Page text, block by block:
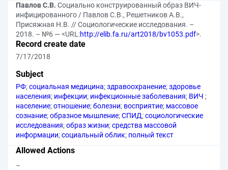
Павлов С.В. Социально конструированный образ ВИЧ-
инфицированного / Павлов С.В., Решетников А.В.,
Присяжная Н.В. // Социологические исследования. –
2018. – №6 — <URL:http://elib.fa.ru/art2018/bv1053.pdf>.
Record create date
7/17/2018
Subject
РФ;социальная медицина;здравоохранение;здоровье
населения; инфекции; инфекционные заболевания; ВИЧ ;
население;отношение;болезни; восприятие; массовое
сознание;образное мышление;СПИД;социологические
исследования;образ жизни;средства массовой
информации;социальный облик; полный текст
Allowed Actions
–